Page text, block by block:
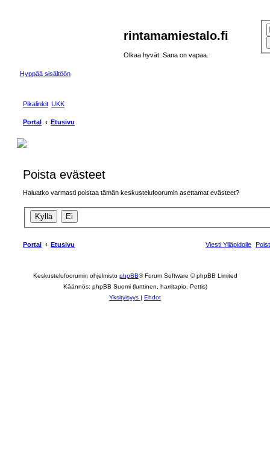
rintamamiestalo.fi
Olkaa hyvät. Sana on vapaa.
Hyppää sisältöön
Pikalinkit UKK
Portal Etusivu
Poista evästeet
Haluatko varmasti poistaa tämän keskustelufoorumin asettamat evästeet?
Portal Etusivu Viesti Ylläpidolle
Keskustelufoorumin ohjelmisto phpBB® Forum Software © phpBB Limited
Käännös: phpBB Suomi (lurttinen, harritapio, Pettis)
Yksityisyys | Ehdot